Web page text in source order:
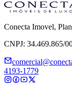
Conecta Imovel,
CNPJ: 34.469.865/
4193-1779